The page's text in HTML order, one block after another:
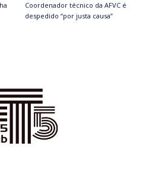
Coordenador técnico da AFVC é
despedido “por justa causa”